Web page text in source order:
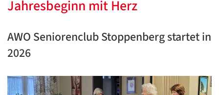
Jahresbeginn mit Herz
AWO Seniorenclub Stoppenberg startet in
2026